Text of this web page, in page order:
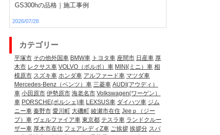
GS300hの品格｜施工事例
2026/07/28
カテゴリー
平塚市 その他外国車 BMW車 トヨタ車 座間市 日産車 厚
木市 レクサス車 VOLVO（ボルボ）車 MINI(ミニ）車 相
模原市 スズキ車 ホンダ車 アルファード車 マツダ車
Mercedes-Benz（ベンツ）車 三菱車 AUDI(アウディ）
車 小田原市 伊勢原市 海老名市 Volkswagen(ワーゲン）
車 PORSCHE(ポルシェ)車 LEXSUS車 ダイハツ車 ジム
ニー車 秦野市 愛川町 大磯町 綾瀬市在住 Jeeｐ（ジー
プ）車 ヴェルファイア車 東京都 テスラ車 ランドクルー
ザー車 厚木市在住 フェアレディZ車 ご挨拶 挨拶分 スバ